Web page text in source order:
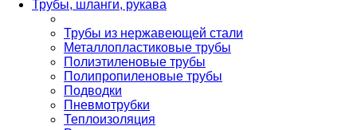
Трубы, шланги, рукава
Трубы из нержавеющей стали
Металлопластиковые трубы
Полиэтиленовые трубы
Полипропиленовые трубы
Подводки
Пневмотрубки
Теплоизоляция